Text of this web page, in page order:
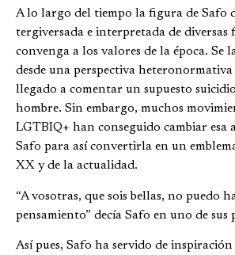
A lo largo del tiempo la figura de Safo
tergiversada e interpretada de diversas
convenga a los valores de la época. Se
desde una perspectiva heteronormativa
llegado a comentar un supuesto
hombre. Sin embargo, muchos
LGTBIQ+ han conseguido cambiar esa
Safo para así convertirla en un
XX y de la actualidad.
“A vosotras, que sois bellas, no puedo
pensamiento” decía Safo en uno de sus
Así pues, Safo ha servido de